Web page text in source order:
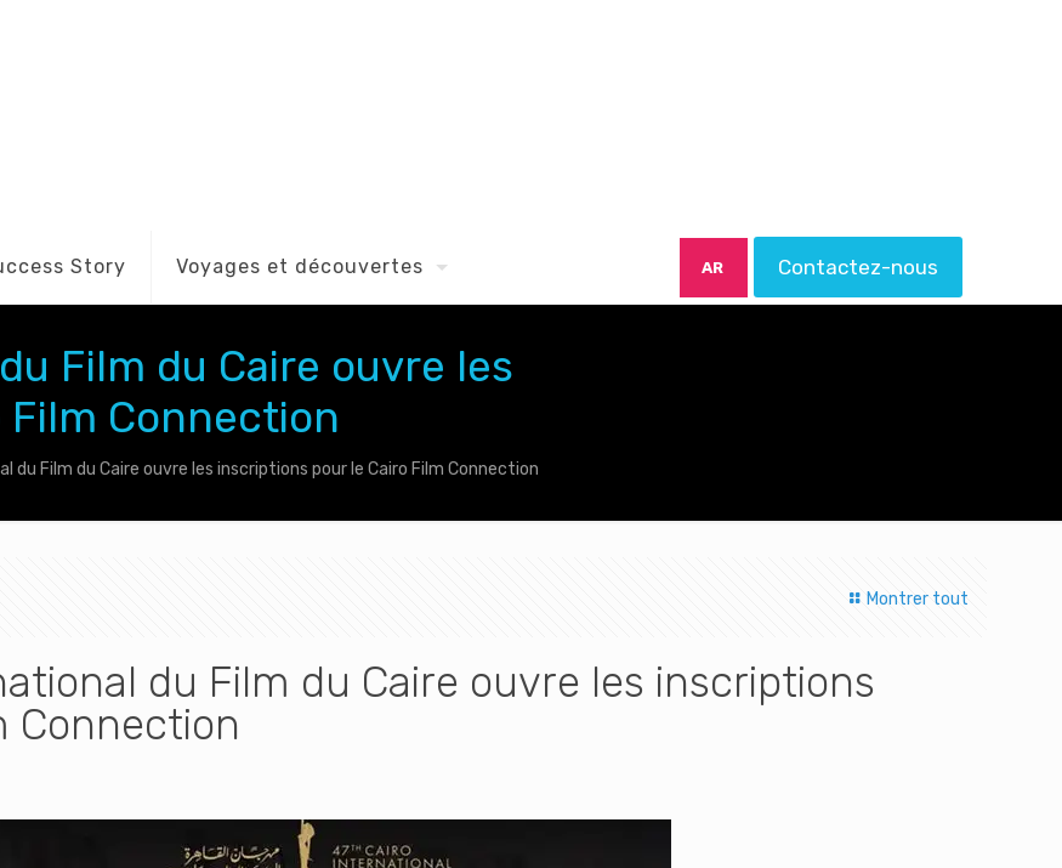
Story Voyages et découvertes AR Contactez-nous
Film du Caire ouvre les
Connection
du Film du Caire ouvre les inscriptions pour le Cairo Film Connection
Montrer tout
du Film du Caire ouvre les inscriptions
Connection